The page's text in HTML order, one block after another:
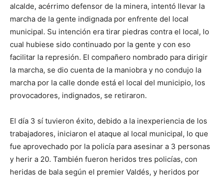
alcalde, acérrimo defensor de la minera, intentó llevar la
marcha de la gente indignada por enfrente del local
municipal. Su intención era tirar piedras contra el local, lo
cual hubiese sido continuado por la gente y con eso
facilitar la represión. El compañero nombrado para dirigir
la marcha, se dio cuenta de la maniobra y no condujo la
marcha por la calle donde está el local del municipio, los
provocadores, indignados, se retiraron.
El día 3 sí tuvieron éxito, debido a la inexperiencia de los
trabajadores, iniciaron el ataque al local municipal, lo que
fue aprovechado por la policía para asesinar a 3 personas
y herir a 20. También fueron heridos tres policías, con
heridas de bala según el premier Valdés, y heridos por